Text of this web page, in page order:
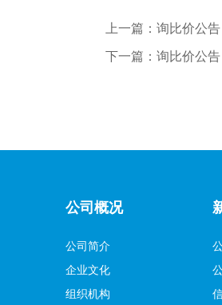
上一篇： 询比价公告
下一篇： 询比价公告
公司概况
公司简介
企业文化
组织机构